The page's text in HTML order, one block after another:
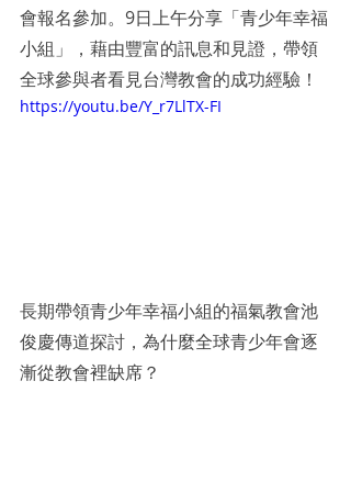
會報名參加。9日上午分享「青少年幸福
小組」，藉由豐富的訊息和見證，帶領
全球參與者看見台灣教會的成功經驗！
https://youtu.be/Y_r7LlTX-FI
長期帶領青少年幸福小組的福氣教會池
俊慶傳道探討，為什麼全球青少年會逐
漸從教會裡缺席？